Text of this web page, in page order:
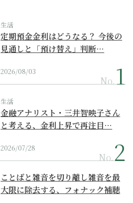
生活
定期預金金利はどうなる？ 今後の
見通しと「預け替え」判断…
2026/08/03
No.
生活
金融アナリスト・三井智映子さん
と考える、金利上昇で再注目…
2026/07/28
No.
ことばと雑音を切り離し雑音を最
大限に除去する、フォナック補聴